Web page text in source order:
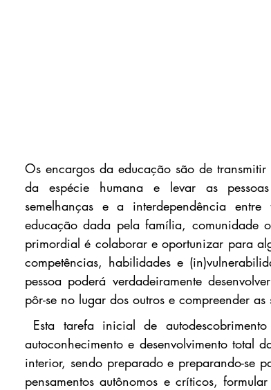
Os encargos da educação são de
da espécie humana e levar as
semelhanças e a interdependência
educação dada pela família, comunidade
primordial é colaborar e oportunizar para
competências, habilidades e
pessoa poderá verdadeiramente
pôr-se no lugar dos outros e compreender as
Esta tarefa inicial de
autoconhecimento e desenvolvimento total
interior, sendo preparado e preparando-se
pensamentos autônomos e críticos,